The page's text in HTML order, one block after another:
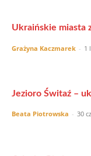
Ukraińskie miasta
Grażyna Kaczmarek - 1
Jezioro Świtaź –
Beata Piotrowska - 30